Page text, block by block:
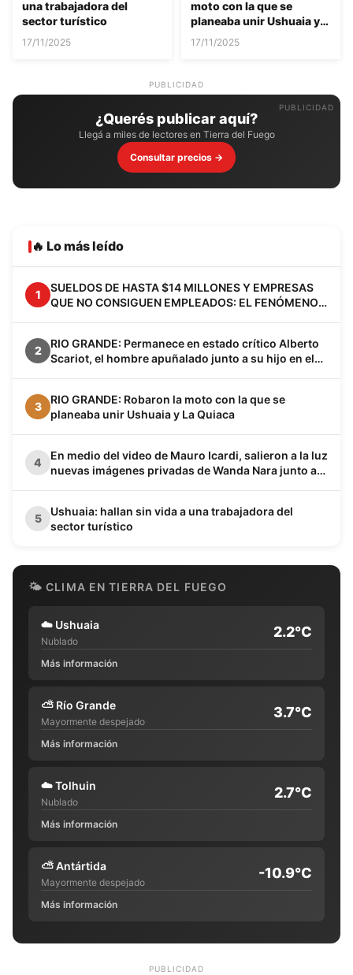
una trabajadora del
sector turístico
17/11/2025
moto con la que se
planeaba unir Ushuaia y
La Quiaca
17/11/2025
PUBLICIDAD
¿Querés publicar aquí?
Llegá a miles de lectores en Tierra del Fuego
Consultar precios →
🔥 Lo más leído
1
SUELDOS DE HASTA $14 MILLONES Y EMPRESAS
QUE NO CONSIGUEN EMPLEADOS: EL FENÓMENO
2
RIO GRANDE: Permanece en estado crítico Alberto
Scariot, el hombre apuñalado junto a su hijo en el
3
RIO GRANDE: Robaron la moto con la que se
planeaba unir Ushuaia y La Quiaca
4
En medio del video de Mauro Icardi, salieron a la luz
nuevas imágenes privadas de Wanda Nara junto a
5
Ushuaia: hallan sin vida a una trabajadora del
sector turístico
🌤 CLIMA EN TIERRA DEL FUEGO
☁️ Ushuaia
Nublado
2.2°C
Más información
⛅ Río Grande
Mayormente despejado
3.7°C
Más información
☁️Tolhuin
Nublado
2.7°C
Más información
⛅Antártida
Mayormente despejado
-10.9°C
Más información